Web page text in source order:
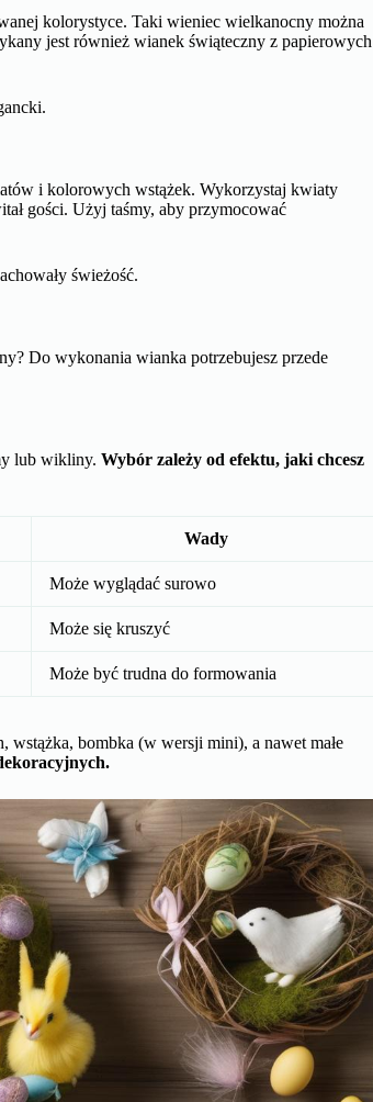
kolorystyce. Taki wieniec wielkanocny można
jest również wianek świąteczny z papierowych
i kolorowych wstążek. Wykorzystaj kwiaty
gości. Użyj taśmy, aby przymocować
świeżość.
Do wykonania wianka potrzebujesz przede
lub wikliny.Wybór zależy od efektu, jaki chcesz
Wady
Może wyglądać surowo
Może się kruszyć
Może być trudna do formowania
wstążka, bombka (w wersji mini), a nawet małe